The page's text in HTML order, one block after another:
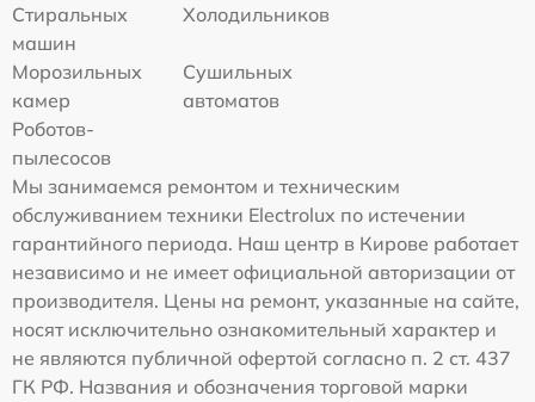
Стиральных
машин
Холодильников
Морозильных
камер
Сушильных
автоматов
Роботов-
пылесосов
Мы занимаемся ремонтом и техническим
обслуживанием техники Electrolux по истечении
гарантийного периода. Наш центр в Кирове работает
независимо и не имеет официальной авторизации от
производителя. Цены на ремонт, указанные на сайте,
носят исключительно ознакомительный характер и
не являются публичной офертой согласно п. 2 ст. 437
ГК РФ. Названия и обозначения торговой марки